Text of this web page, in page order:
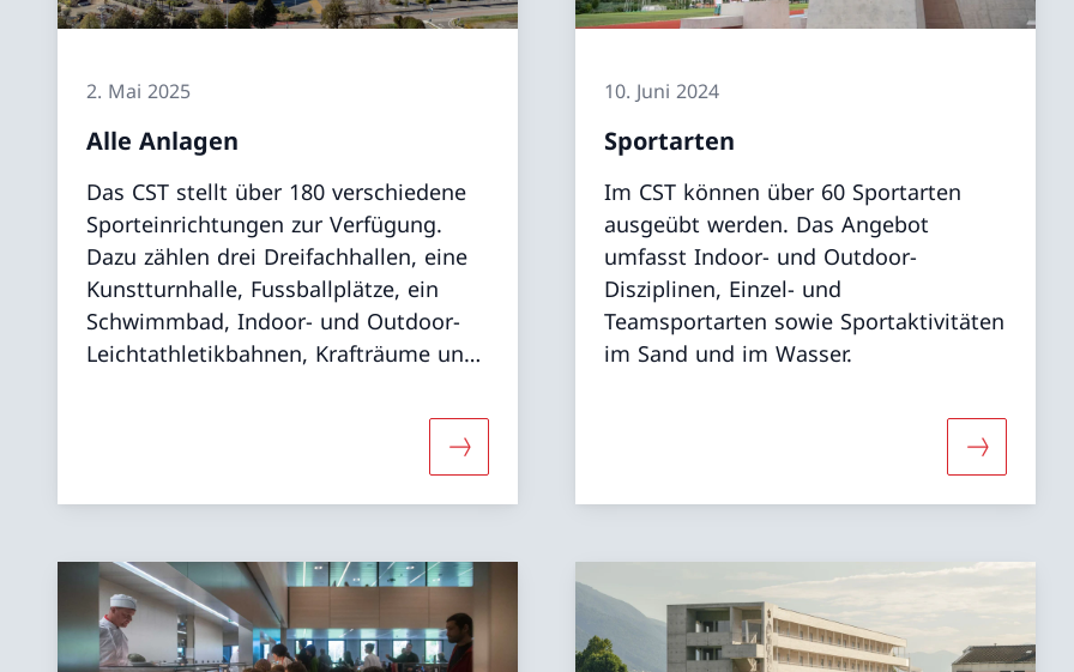
2. Mai 2025
Alle Anlagen
Das CST stellt über 180 verschiedene
Sporteinrichtungen zur Verfügung.
Dazu zählen drei Dreifachhallen, eine
Kunstturnhalle, Fussballplätze, ein
Schwimmbad, Indoor- und Outdoor-
Leichtathletikbahnen, Krafträume und
Mehr über «Alle Anlagen»
10. Juni 2024
Sportarten
Im CST können über 60 Sportarten
ausgeübt werden. Das Angebot
umfasst Indoor- und Outdoor-
Disziplinen, Einzel- und
Teamsportarten sowie Sportaktivitäten
im Sand und im Wasser.
Mehr